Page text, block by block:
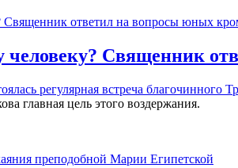
человеку? Священник
регулярная встреча благочинного
главная цель этого воздержания.